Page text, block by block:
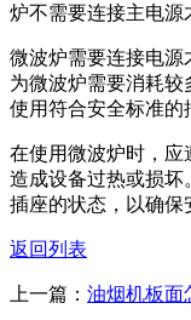
炉不需要连接主电源
微波炉需要连接电源
为微波炉需要消耗
使用符合安全标准的
在使用微波炉时，应
造成设备过热或损坏
插座的状态，以确保
返回列表
上一篇： 油烟机板面